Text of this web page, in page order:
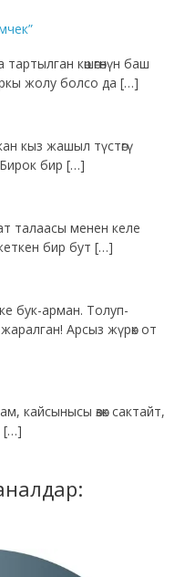
көшөгөнүн баш
жолу болсо да […]
кыз жашыл түстөгү
Бирок бир […]
талаасы менен келе
бир бут […]
бук-арман. Толуп-
Арсыз жүрөк от
кайсынысы өзөк сактайт,
[…]